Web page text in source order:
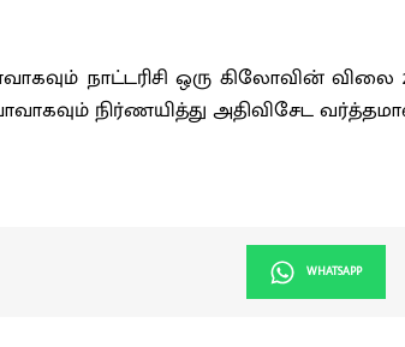
நாட்டரிசி ஒரு கிலோவின் விலை
நிர்ணயித்து அதிவிசேட
WHATSAPP